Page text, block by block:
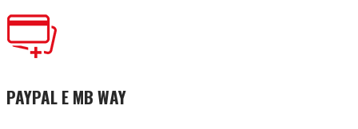
PAYPAL E MB WAY